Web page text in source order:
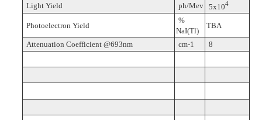
Light Yield
ph/Mev 5x104
Photoelectron Yield
%
NaI(Tl)
TBA
Attenuation Coefficient @693nm cm-1 8